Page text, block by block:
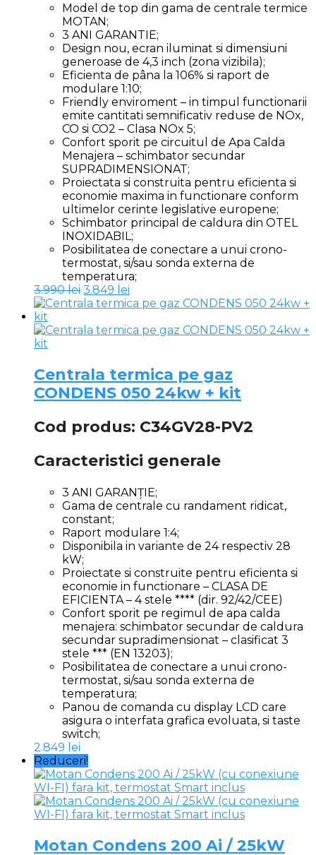
Model de top din gama de centrale termice
MOTAN;
3 ANI GARANTIE;
Design nou, ecran iluminat si dimensiuni
generoase de 4,3 inch (zona vizibila);
Eficienta de pâna la 106% si raport de
modulare 1:10;
Friendly enviroment – in timpul functionarii
emite cantitati semnificativ reduse de NOx,
CO si CO2 – Clasa NOx 5;
Confort sporit pe circuitul de Apa Calda
Menajera – schimbator secundar
SUPRADIMENSIONAT;
Proiectata si construita pentru eficienta si
economie maxima in functionare conform
ultimelor cerinte legislative europene;
Schimbator principal de caldura din OTEL
INOXIDABIL;
Posibilitatea de conectare a unui crono-
termostat, si/sau sonda externa de
temperatura;
3.990lei Prețul
inițial
fost:
3.849 lei
curent
3.849 lei.
Centrala termica pe gaz
CONDENS 050 24kw + kit
Cod produs: C34GV28-PV2
Caracteristici generale
3 ANI GARANȚIE;
Gama de centrale cu randament ridicat,
constant;
Raport modulare 1:4;
Disponibila in variante de 24 respectiv 28
kW;
Proiectate si construite pentru eficienta si
economie in functionare – CLASA DE
EFICIENTA – 4 stele **** (dir. 92/42/CEE)
Confort sporit pe regimul de apa calda
menajera: schimbator secundar de caldura
secundar supradimensionat – clasificat 3
stele *** (EN 13203);
Posibilitatea de conectare a unui crono-
termostat, si/sau sonda externa de
temperatura;
Panou de comanda cu display LCD care
asigura o interfata grafica evoluata, si taste
switch;
2.849 lei
Reduceri!
Motan Condens 200 Ai / 25kW